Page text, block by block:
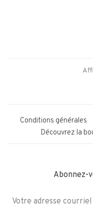
Conditions générales
Découvrez la
Abonnez-